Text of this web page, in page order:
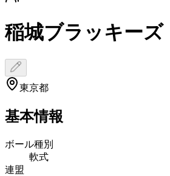
稲城ブラッキーズ
東京都
基本情報
ボール種別
軟式
連盟